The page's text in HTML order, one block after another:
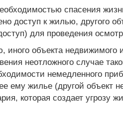
спасения
доступ к жилью, другого
для проведения
объекта
неотложного случае
немедленного
ему жилье (другой объект
которая создает